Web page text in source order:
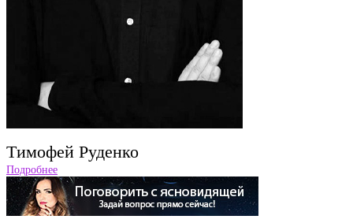
Tимофей Руденко
Подробнее